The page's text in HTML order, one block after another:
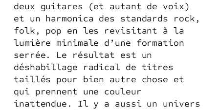
deux guitares (et autant de voix)
et un harmonica des standards rock,
folk, pop en les revisitant à la
lumière minimale d’une formation
serrée. Le résultat est un
déshabillage radical de titres
taillés pour bien autre chose et
qui prennent une couleur
inattendue. Il y a aussi un univers